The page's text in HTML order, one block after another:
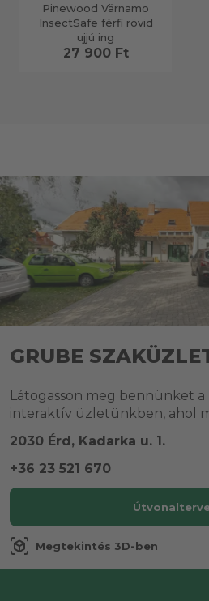
Pinewood Värnamo
InsectSafe férfi rövid
ujjú ing
27 900 Ft
GRUBE
Látogasson meg bennünket
interaktív üzletünkben, ahol
2030 Érd, Kadarka u. 1.
+36 23 521 670
view_in_ar Megtekintés 3D-ben